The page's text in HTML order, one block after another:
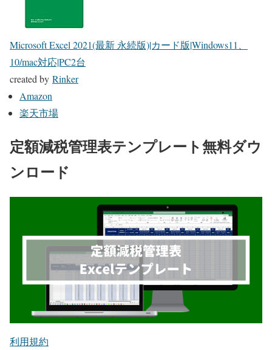
Microsoft Excel 2021(最新 永続版)|カード版|Windows11、
10/mac対応|PC2台
created by Rinker
Amazon
楽天市場
定額減税管理表テンプレート無料ダウ
ンロード
利用規約